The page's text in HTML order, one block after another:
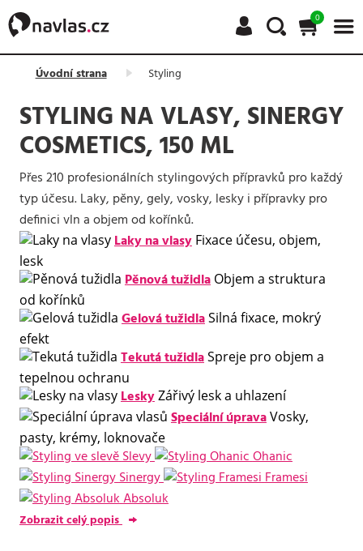
0
Úvodní strana Styling
STYLING NA VLASY, SINERGY
COSMETICS, 150 ML
Přes 210 profesionálních stylingových přípravků pro každý
typ účesu. Laky, pěny, gely, vosky, lesky i přípravky pro
definici vln a objem od kořínků.
Laky na vlasy Fixace účesu, objem,
lesk
Pěnová tužidla Objem a struktura
od kořínků
Gelová tužidlaSilná fixace, mokrý
efekt
Tekutá tužidlaSpreje pro objem a
tepelnou ochranu
LeskyZářivý lesk a uhlazení
Speciální úpravaVosky,
pasty, krémy, loknovače
Slevy
Ohanic
Sinergy
Framesi
Absoluk
Zobrazit celý popis